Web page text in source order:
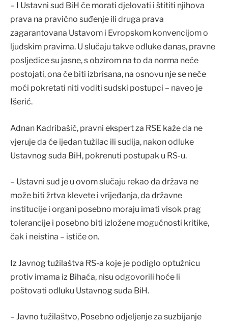
– I Ustavni sud BiH će morati djelovati i štititi njihova
prava na pravično suđenje ili druga prava
zagarantovana Ustavom i Evropskom konvencijom o
ljudskim pravima. U slučaju takve odluke danas, pravne
posljedice su jasne, s obzirom na to da norma neće
postojati, ona će biti izbrisana, na osnovu nje se neće
moći pokretati niti voditi sudski postupci – naveo je
Išerić.
Adnan Kadribašić, pravni ekspert za RSE kaže da ne
vjeruje da će ijedan tužilac ili sudija, nakon odluke
Ustavnog suda BiH, pokrenuti postupak u RS-u.
– Ustavni sud je u ovom slučaju rekao da država ne
može biti žrtva klevete i vrijeđanja, da državne
institucije i organi posebno moraju imati visok prag
tolerancije i posebno biti izložene mogućnosti kritike,
čak i neistina – ističe on.
Iz Javnog tužilaštva RS-a koje je podiglo optužnicu
protiv imama iz Bihaća, nisu odgovorili hoće li
poštovati odluku Ustavnog suda BiH.
– Javno tužilaštvo, Posebno odjeljenje za suzbijanje